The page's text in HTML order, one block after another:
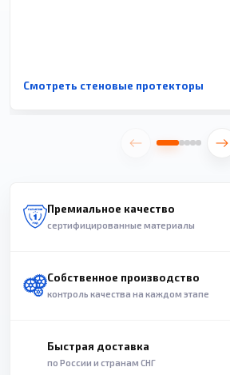
Смотреть стеновые протекторы
Премиальное качество
сертифицированные материалы
Собственное производство
контроль качества на каждом этапе
Быстрая доставка
по России и странам СНГ